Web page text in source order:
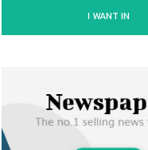
I WANT IN